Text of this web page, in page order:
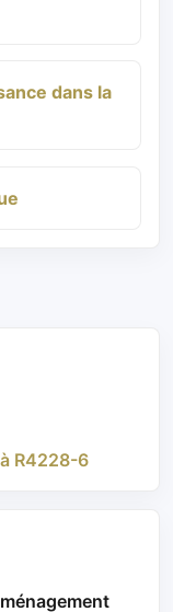
dans la
R4228-6